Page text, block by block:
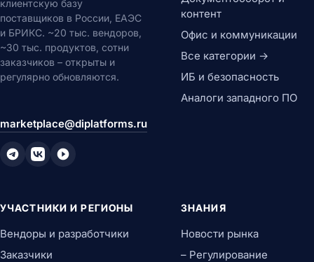
клиентскую базу
поставщиков в России, ЕАЭС
и БРИКС. ~20 тыс. вендоров,
~30 тыс. продуктов, сотни
заказчиков – открыты и
регулярно обновляются.
marketplace@diplatforms.ru
контент
Офис и коммуникации
Все категории →
ИБ и безопасность
Аналоги западного ПО
УЧАСТНИКИ И РЕГИОНЫ
Вендоры и разработчики
Заказчики
ЗНАНИЯ
Новости рынка
– Регулирование